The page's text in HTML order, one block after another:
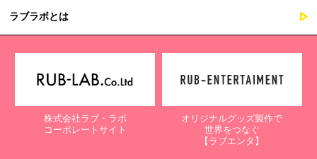
ラブラボとは
株式会社ラブ・ラボ
コーポレートサイト
オリジナルグッズ製作で
世界をつなぐ
【ラブエンタ】